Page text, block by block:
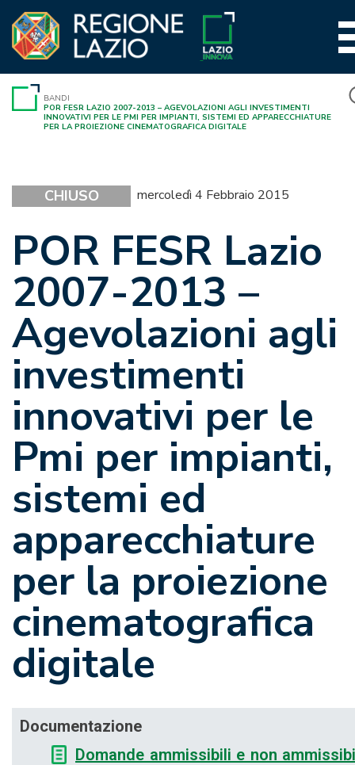
contenuto
BANDI
POR FESR LAZIO 2007-2013 – AGEVOLAZIONI AGLI INVESTIMENTI
INNOVATIVI PER LE PMI PER IMPIANTI, SISTEMI ED APPARECCHIATURE
PER LA PROIEZIONE CINEMATOGRAFICA DIGITALE
CHIUSO mercoledì 4 Febbraio 2015
POR FESR Lazio
2007-2013 –
Agevolazioni agli
investimenti
innovativi per le
Pmi per impianti,
sistemi ed
apparecchiature
per la proiezione
cinematografica
digitale
Documentazione
Domande ammissibili e non